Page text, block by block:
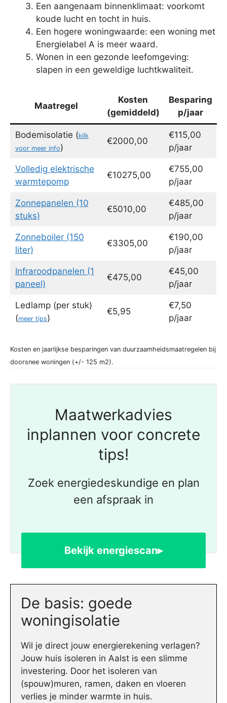
Een aangenaam binnenklimaat: voorkomt
koude lucht en tocht in huis.
Een hogere woningwaarde: een woning met
Energielabel A is meer waard.
Wonen in een gezonde leefomgeving:
slapen in een geweldige luchtkwaliteit.
Maatregel
Kosten
(gemiddeld)
Besparing
p/jaar
Bodemisolatie (klik
voor meer info)
€2000,00
€115,00
p/jaar
Volledig elektrische
warmtepomp
€10275,00
€755,00
p/jaar
Zonnepanelen (10
stuks)
€5010,00
€485,00
p/jaar
Zonneboiler (150
liter)
€3305,00
€190,00
p/jaar
Infraroodpanelen (1
paneel)
€475,00
€45,00
p/jaar
Ledlamp (per stuk)
(meer tips)
€5,95
€7,50
p/jaar
Kosten en jaarlijkse besparingen van duurzaamheidsmaatregelen bij
doorsnee woningen (+/- 125 m2).
Maatwerkadvies
inplannen voor concrete
tips!
Zoek energiedeskundige en plan
een afspraak in
Bekijk energiescan▸
De basis: goede
woningisolatie
Wil je direct jouw energierekening verlagen?
Jouw huis isoleren in Aalst is een slimme
investering. Door het isoleren van
(spouw)muren, ramen, daken en vloeren
verlies je minder warmte in huis.